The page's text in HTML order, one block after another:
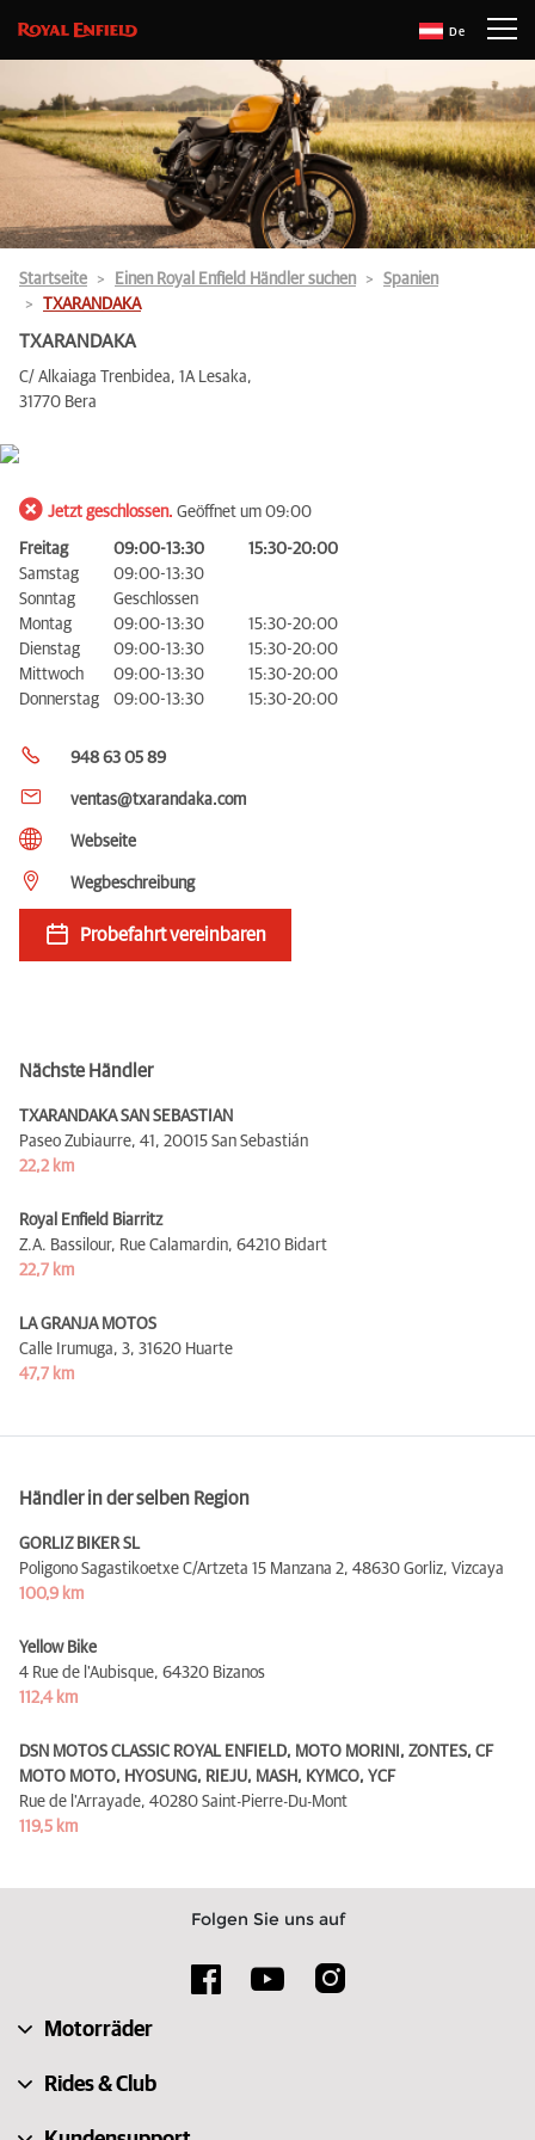
De
Startseite Einen Royal Enfield Händler suchen
Spanien
TXARANDAKA
TXARANDAKA
C/ Alkaiaga Trenbidea, 1A Lesaka,
31770 Bera
Jetzt geschlossen. Geöffnet um 09:00
Freitag 09:00-13:30
15:30-20:00
Samstag
09:00-13:30
Sonntag
Geschlossen
Montag
09:00-13:30
15:30-20:00
Dienstag
09:00-13:30
15:30-20:00
Mittwoch
09:00-13:30
15:30-20:00
Donnerstag
09:00-13:30 15:30-20:00
948 63 05 89
ventas@txarandaka.com
Webseite
Wegbeschreibung
Probefahrt vereinbaren
Nächste Händler
TXARANDAKA SAN SEBASTIAN
Paseo Zubiaurre, 41, 20015 San Sebastián
22,2 km
Royal Enfield Biarritz
Z.A. Bassilour, Rue Calamardin, 64210 Bidart
22,7 km
LA GRANJA MOTOS
Calle Irumuga, 3, 31620 Huarte
47,7 km
Händler in der selben Region
GORLIZ BIKER SL
Poligono Sagastikoetxe C/Artzeta 15 Manzana 2, 48630 Gorliz, Vizcaya
100,9 km
Yellow Bike
4 Rue de l'Aubisque, 64320 Bizanos
112,4 km
DSN MOTOS CLASSIC ROYAL ENFIELD, MOTO MORINI, ZONTES, CF
MOTO MOTO, HYOSUNG, RIEJU, MASH, KYMCO, YCF
Rue de l'Arrayade, 40280 Saint-Pierre-Du-Mont
119,5 km
Folgen Sie uns auf
Motorräder
Rides & Club